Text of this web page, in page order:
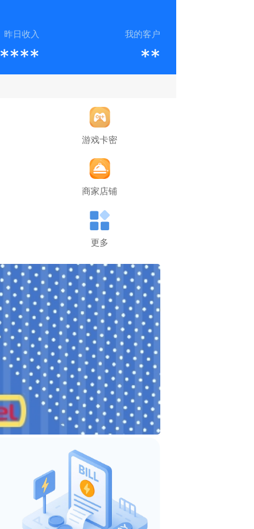
昨日收入 我的客户
**** **
游戏卡密
商家店铺
更多